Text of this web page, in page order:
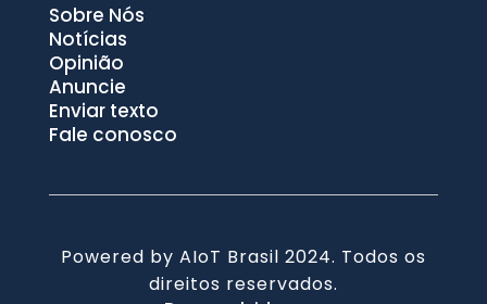
Sobre Nós
Notícias
Opinião
Anuncie
Enviar texto
Fale conosco
Powered by AIoT Brasil 2024. Todos os
direitos reservados.